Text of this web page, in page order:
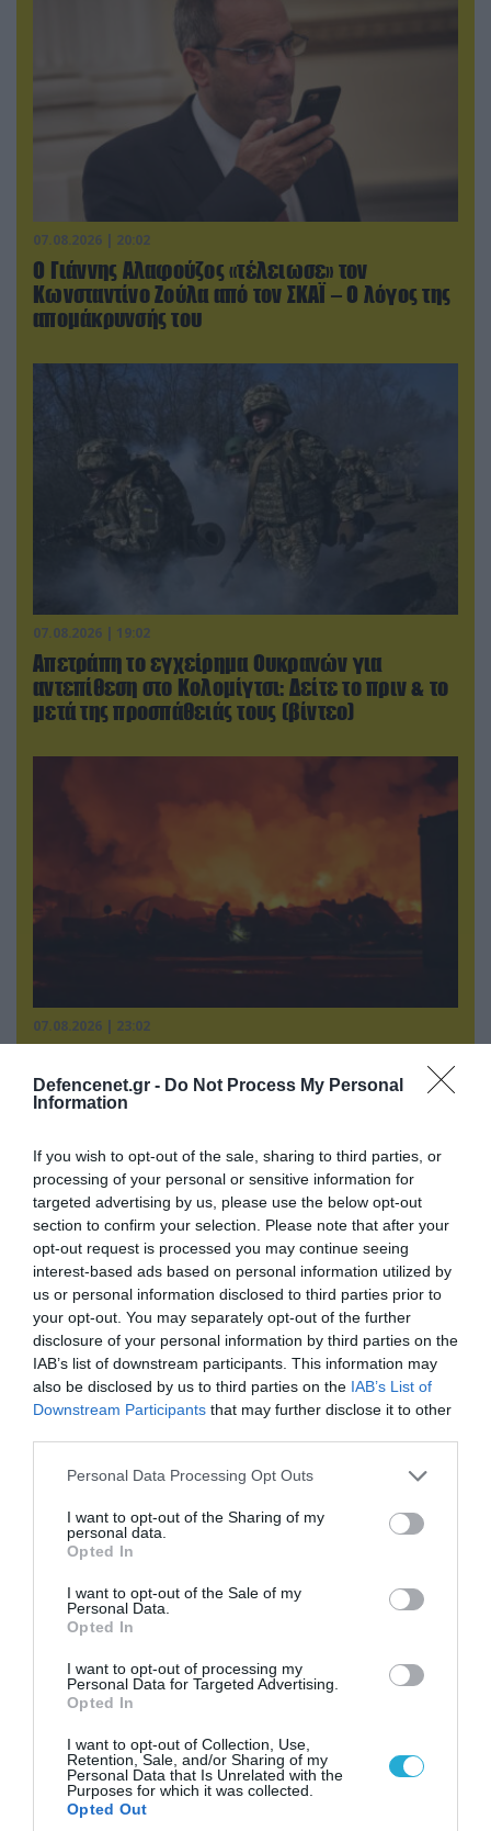
Defencenet.gr - Do Not Process My Personal
Information
If you wish to opt-out of the sale, sharing to third parties, or
processing of your personal or sensitive information for
targeted advertising by us, please use the below opt-out
section to confirm your selection. Please note that after your
opt-out request is processed you may continue seeing
interest-based ads based on personal information utilized by
us or personal information disclosed to third parties prior to
your opt-out. You may separately opt-out of the further
disclosure of your personal information by third parties on the
IAB’s list of downstream participants. This information may
also be disclosed by us to third parties on the IAB’s List of
Downstream Participants that may further disclose it to other
Please note that this website/app uses one or more Google
not limited to your visit or usage behaviour. You may click to
grant or deny consent to Google and its third-party tags to
use your data for below specified purposes in below Google
consent section.
Personal Data Processing Opt Outs
I want to opt-out of the Sharing of my
personal data.
Opted In
I want to opt-out of the Sale of my
Personal Data.
Opted In
I want to opt-out of processing my
Personal Data for Targeted Advertising.
Opted In
I want to opt-out of Collection, Use,
Retention, Sale, and/or Sharing of my
Personal Data that Is Unrelated with the
Purposes for which it was collected.
Opted Out
07.08.2026 | 20:02
Ο Γιάννης Αλαφούζος «τέλειωσε» τον
Κωνσταντίνο Ζούλα από τον ΣΚΑΪ – Ο λόγος της
απομάκρυνσής του
07.08.2026 | 19:02
Απετράπη το εγχείρημα Ουκρανών για
αντεπίθεση στο Κολομίγτσι: Δείτε το πριν & το
μετά της προσπάθειάς τους (βίντεο)
07.08.2026 | 23:02
χειμώνα στο Κίεβο: Οι Ρώσοι διέλυσαν 7
εγκαταστάσεις του ουκρανικού κολοσσού!
ΠΟΛΙΤΙΚΗ
«Η απόλυτη τραγωδία»: Η «αιχμηρή» ανάρτηση
του Αρκά για τα τατουάζ (φωτο)